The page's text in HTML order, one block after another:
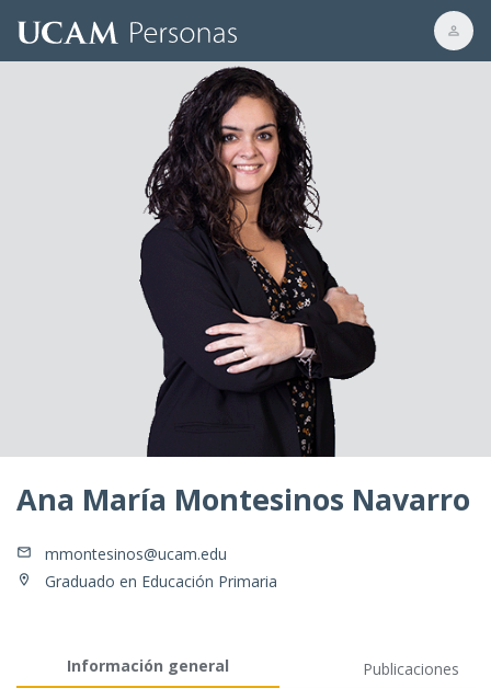
Ana María Montesinos Navarro
mmontesinos@ucam.edu
Graduado en Educación Primaria
Información general Publicaciones